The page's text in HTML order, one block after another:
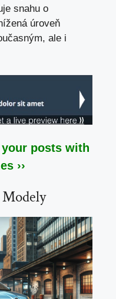
snahu o
úroveň
ale i
posts with
››